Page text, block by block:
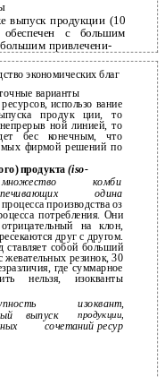
выпуск продукции (10
с большим
привлечени-
экономических благ
варианты
использо­ вание
продук­ ции, то
непрерыв­ ной линией, то
бес­ конечным, что
фирмой решений по
продукта(iso-
множество комби­
одина­
производства оз­
потребления. Они
на­ клон,
друг с другом.
ставляет собой больший
резинок, 30
где суммарное
нельзя, изокванты
изоквант,
выпуск продукции,
сочетаний ресур­